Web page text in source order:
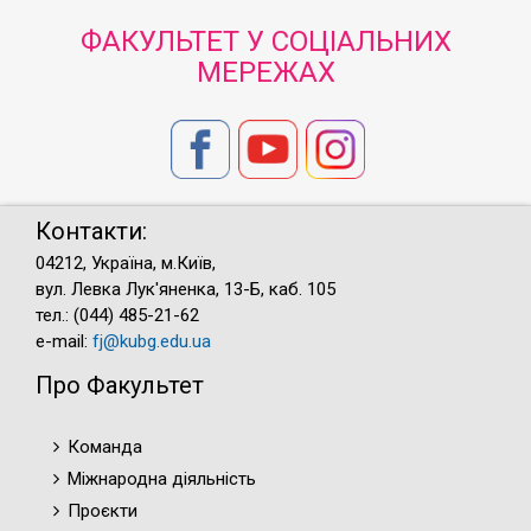
ФАКУЛЬТЕТ У СОЦІАЛЬНИХ
МЕРЕЖАХ
Контакти:
04212, Україна, м.Київ,
вул. Левка Лук'яненка, 13-Б, каб. 105
тел.: (044) 485-21-62
e-mail: fj@kubg.edu.ua
Про Факультет
Команда
Міжнародна діяльність
Проєкти